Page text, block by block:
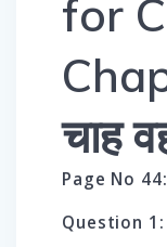
for
चाह
Page No 44:
Question 1: